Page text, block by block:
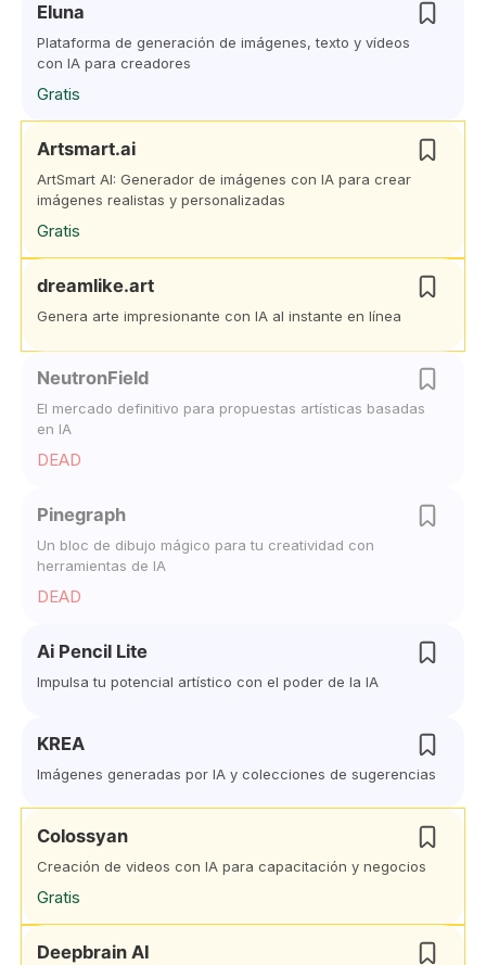
Eluna
Plataforma de generación de imágenes, texto y vídeos
con IA para creadores
Gratis
Artsmart.ai
ArtSmart AI: Generador de imágenes con IA para crear
imágenes realistas y personalizadas
Gratis
dreamlike.art
Genera arte impresionante con IA al instante en línea
NeutronField
El mercado definitivo para propuestas artísticas basadas
en IA
DEAD
Pinegraph
Un bloc de dibujo mágico para tu creatividad con
herramientas de IA
DEAD
Ai Pencil Lite
Impulsa tu potencial artístico con el poder de la IA
KREA
Imágenes generadas por IA y colecciones de sugerencias
Colossyan
Creación de videos con IA para capacitación y negocios
Gratis
Deepbrain AI